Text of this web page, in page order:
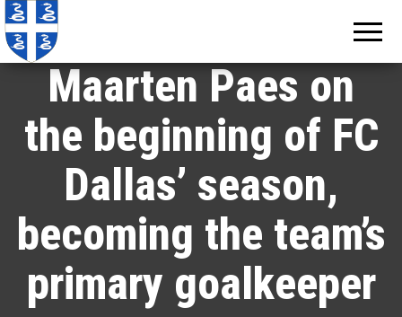
Maarten Paes on
the beginning of FC
Dallas’ season,
becoming the team’s
primary goalkeeper